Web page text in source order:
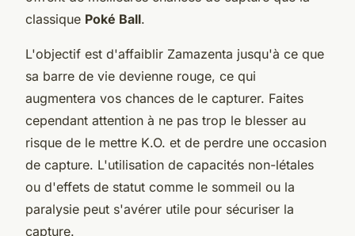
classique Poké Ball.
L'objectif est d'affaiblir Zamazenta jusqu'à ce que
sa barre de vie devienne rouge, ce qui
augmentera vos chances de le capturer. Faites
cependant attention à ne pas trop le blesser au
risque de le mettre K.O. et de perdre une occasion
de capture. L'utilisation de capacités non-létales
ou d'effets de statut comme le sommeil ou la
paralysie peut s'avérer utile pour sécuriser la
capture.